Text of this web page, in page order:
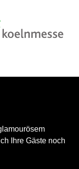
Ihre Gäste noch